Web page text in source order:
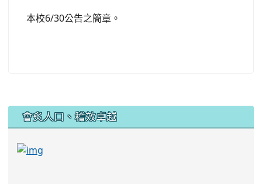
本校6/30公告之簡章。
會炙人口、稽效卓越